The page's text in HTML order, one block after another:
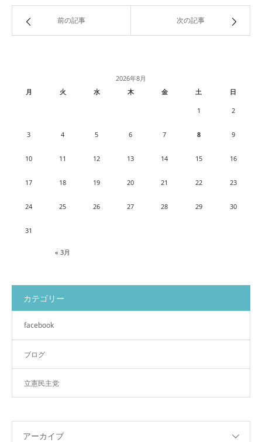
前の記事 次の記事
2026年8月
月
火 水 木 金 土 日
« 3月
1 2
3 4 5 6 7 8 9
10 11 12 13 14 15 16
17 18 19 20 21 22 23
24 25 26 27 28 29 30
31
カテゴリー
facebook
ブログ
立憲民主党
アーカイブ